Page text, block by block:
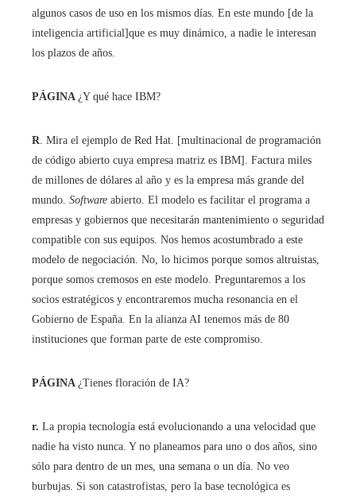
algunos casos de uso en los mismos días. En este mundo [de la
inteligencia artificial]que es muy dinámico, a nadie le interesan
los plazos de años.
PÁGINA ¿Y qué hace IBM?
R. Mira el ejemplo de Red Hat. [multinacional de programación
de código abierto cuya empresa matriz es IBM]. Factura miles
de millones de dólares al año y es la empresa más grande del
mundo. Software abierto. El modelo es facilitar el programa a
empresas y gobiernos que necesitarán mantenimiento o seguridad
compatible con sus equipos. Nos hemos acostumbrado a este
modelo de negociación. No, lo hicimos porque somos altruistas,
porque somos cremosos en este modelo. Preguntaremos a los
socios estratégicos y encontraremos mucha resonancia en el
Gobierno de España. En la alianza AI tenemos más de 80
instituciones que forman parte de este compromiso.
PÁGINA ¿Tienes floración de IA?
r. La propia tecnología está evolucionando a una velocidad que
nadie ha visto nunca. Y no planeamos para uno o dos años, sino
sólo para dentro de un mes, una semana o un día. No veo
burbujas. Si son catastrofistas, pero la base tecnológica es